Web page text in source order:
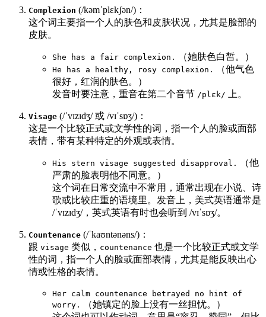
Complexion (/kəmˈplɛkʃən/)：
这个词主要指一个人的肤色和皮肤状况，尤其是脸部的
皮肤。
She has a fair complexion. （她肤色白皙。）
He has a healthy, rosy complexion.
（他气色
很好，红润的肤色。）
发音时要注意，重音在第二个音节 /plɛk/ 上。
Visage (/ˈvɪzɪdʒ/ 或 /vɪˈsɒʒ/)：
这是一个比较正式或文学性的词，指一个人的脸或面部
表情，带有某种特定的外观或表情。
His stern visage suggested disapproval.
（他
严肃的脸表明他不同意。）
这个词在日常交流中不常用，通常出现在小说、诗
歌或比较庄重的语境里。发音上，美式英语通常是
/ˈvɪzɪdʒ/，英式英语有时也会听到 /vɪˈsɒʒ/。
Countenance (/ˈkaʊntənəns/)：
跟 visage 类似， countenance 也是一个比较正式或文学
性的词，指一个人的脸或面部表情，尤其是能反映出心
情或性格的表情。
Her calm countenance betrayed no hint of
worry.
（她镇定的脸上没有一丝担忧。）